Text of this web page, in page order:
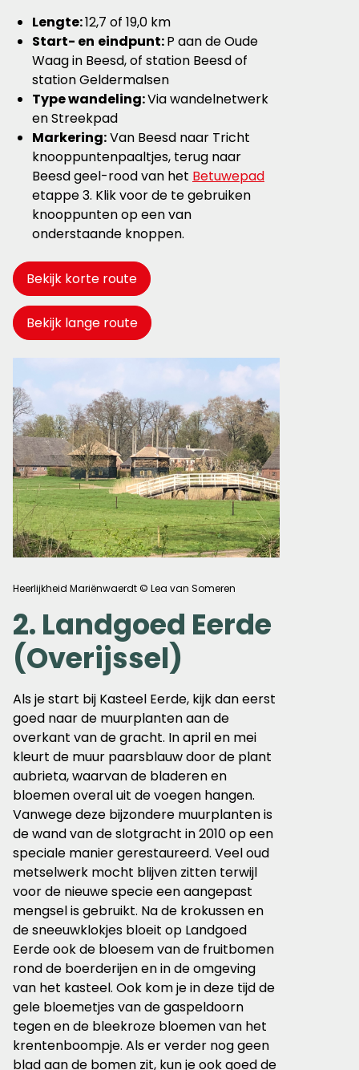
Lengte:12,7 of 19,0 km
Start- en eindpunt:P aan de Oude
Waag in Beesd, of station Beesd of
station Geldermalsen
Type wandeling:Via wandelnetwerk
en Streekpad
Markering:Van Beesd naar Tricht
knooppuntenpaaltjes, terug naar
Beesd geel-rood van het Betuwepad
etappe 3. Klik voor de te gebruiken
knooppunten op een van
onderstaande knoppen.
Bekijk korte route
Bekijk lange route
Heerlijkheid Mariënwaerdt © Lea van Someren
2. Landgoed Eerde
(Overijssel)
Als je start bij Kasteel Eerde, kijk dan eerst
goed naar de muurplanten aan de
overkant van de gracht. In april en mei
kleurt de muur paarsblauw door de plant
aubrieta, waarvan de bladeren en
bloemen overal uit de voegen hangen.
Vanwege deze bijzondere muurplanten is
de wand van de slotgracht in 2010 op een
speciale manier gerestaureerd. Veel oud
metselwerk mocht blijven zitten terwijl
voor de nieuwe specie een aangepast
mengsel is gebruikt. Na de krokussen en
de sneeuwklokjes bloeit op Landgoed
Eerde ook de bloesem van de fruitbomen
rond de boerderijen en in de omgeving
van het kasteel. Ook kom je in deze tijd de
gele bloemetjes van de gaspeldoorn
tegen en de bleekroze bloemen van het
krentenboompje. Als er verder nog geen
blad aan de bomen zit, kun je ook goed de